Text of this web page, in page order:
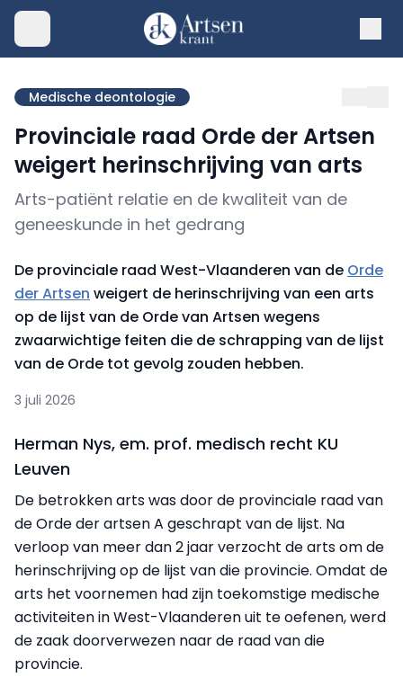
Medische deontologie
Provinciale raad Orde der Artsen
weigert herinschrijving van arts
Arts-patiënt relatie en de kwaliteit van de
geneeskunde in het gedrang
De provinciale raad West-Vlaanderen van de Orde
der Artsen weigert de herinschrijving van een arts
op de lijst van de Orde van Artsen wegens
zwaarwichtige feiten die de schrapping van de lijst
van de Orde tot gevolg zouden hebben.
3 juli 2026
Herman Nys, em. prof. medisch recht KU
Leuven
De betrokken arts was door de provinciale raad van
de Orde der artsen A geschrapt van de lijst. Na
verloop van meer dan 2 jaar verzocht de arts om de
herinschrijving op de lijst van die provincie. Omdat de
arts het voornemen had zijn toekomstige medische
activiteiten in West-Vlaanderen uit te oefenen, werd
de zaak doorverwezen naar de raad van die
provincie.